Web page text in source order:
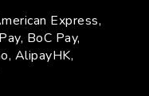
Express,
BoC Pay,
AlipayHK,